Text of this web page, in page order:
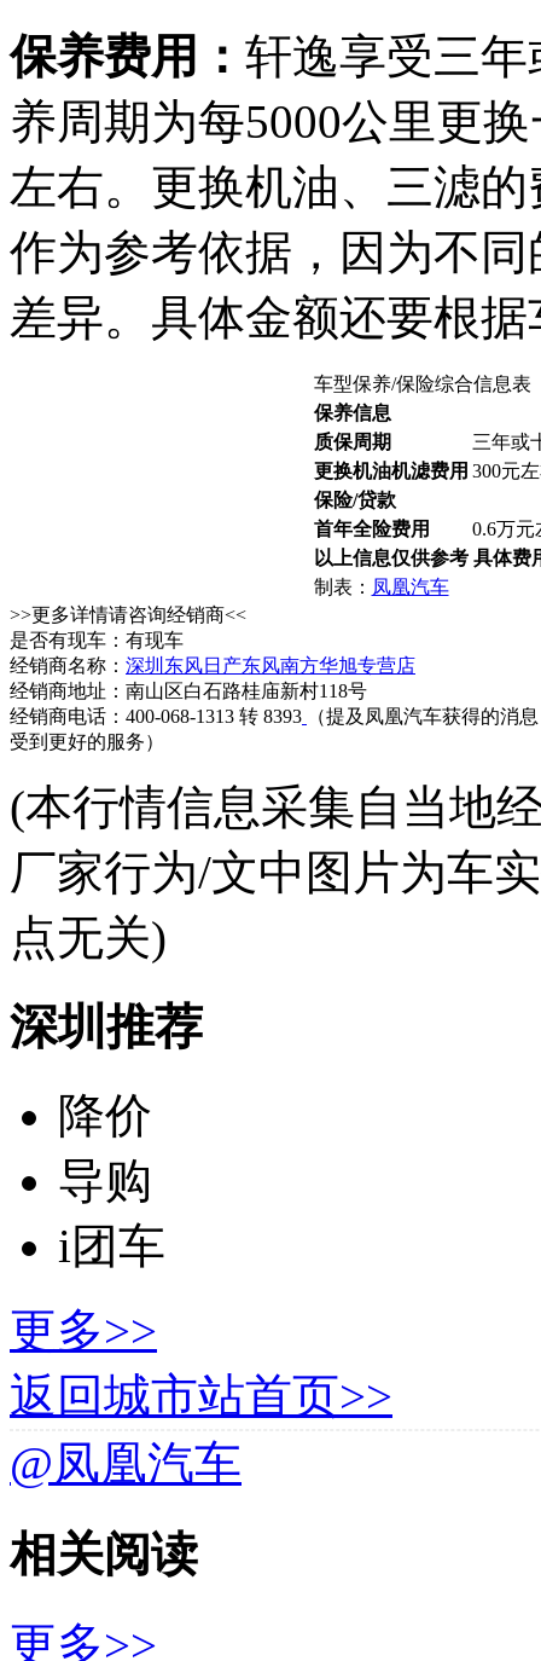
保养费用： 轩逸享受三
养周期为每5000公里更
左右。更换机油、三滤
作为参考依据，因为不
差异。具体金额还要根
车型保养/保险综合信息表
保养信息
质保周期
三年或
更换机油机滤费用 300元
保险/贷款
首年全险费用
0.6万元
以上信息仅供参考 具体费
制表： 凤凰汽车
>>更多详情请咨询经销商<<
是否有现车：有现车
经销商名称： 深圳东风日产东风南方华旭专营店
经销商地址：南山区白石路桂庙新村118号
经销商电话：400-068-1313 转 8393
（提及凤凰汽车获得的消
受到更好的服务）
(本行情信息采集自当地
厂家行为/文中图片为车
点无关)
深圳推荐
降价
导购
i团车
更多>>
返回城市站首页>>
@凤凰汽车
相关阅读
更多>>